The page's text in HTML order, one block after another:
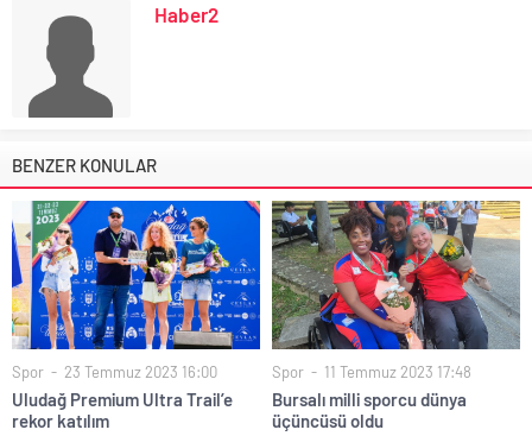
Haber2
BENZER KONULAR
Spor 23 Temmuz 2023 16:00
Uludağ Premium Ultra Trail’e
rekor katılım
Spor 11 Temmuz 2023 17:48
Bursalı milli sporcu dünya
üçüncüsü oldu